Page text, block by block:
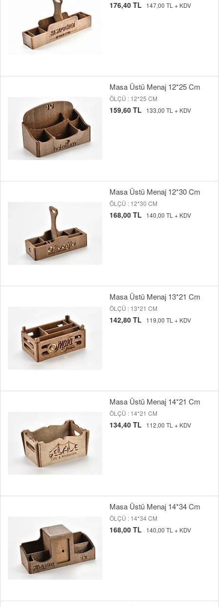
176,40 TL 147,00 TL + KDV
Masa Üstü Menaj 12*25 Cm
ÖLÇÜ : 12*25 CM
159,60 TL 133,00 TL + KDV
Masa Üstü Menaj 12*30 Cm
ÖLÇÜ : 12*30 CM
168,00 TL 140,00 TL + KDV
Masa Üstü Menaj 13*21 Cm
ÖLÇÜ : 13*21 CM
142,80 TL 119,00 TL + KDV
Masa Üstü Menaj 14*21 Cm
ÖLÇÜ : 14*21 CM
134,40 TL 112,00 TL + KDV
Masa Üstü Menaj 14*34 Cm
ÖLÇÜ : 14*34 CM
168,00 TL 140,00 TL + KDV